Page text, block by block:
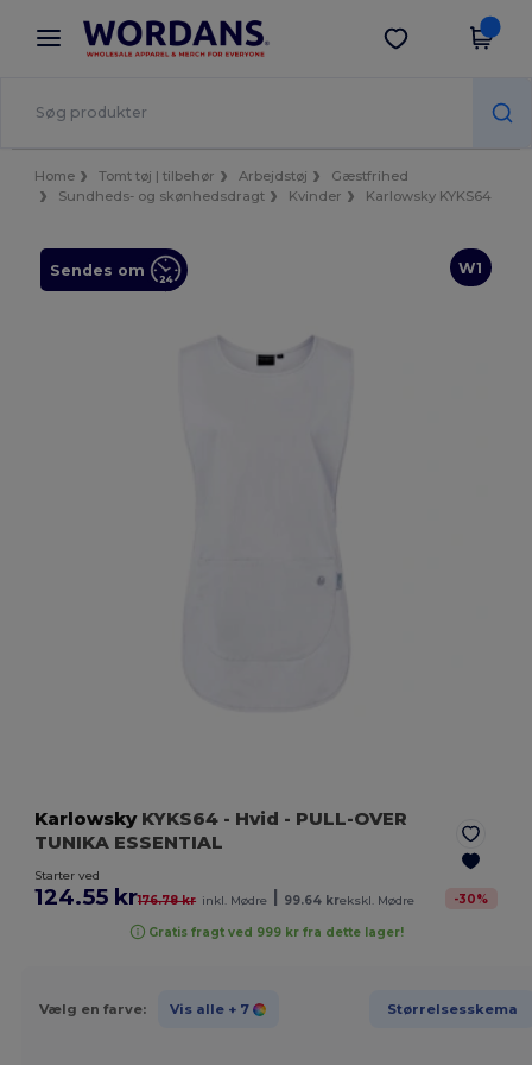
× Wordans-app
Bedre priser i appen!
Hent app
Home Tomt tøj | tilbehør Arbejdstøj
Gæstfrihed
Sundheds- og skønhedsdragt
Kvinder Karlowsky KYKS64
W1
Sendes om
KarlowskyKYKS64 - Hvid - PULL-OVER
TUNIKA ESSENTIAL
Starter ved
124.55 kr176.78 kr inkl. Mødre 99.64 krekskl. Mødre -30%
Gratis fragt ved 999 kr fra dette lager!
Vælg en farve: Vis alle + 7 Størrelsesskema